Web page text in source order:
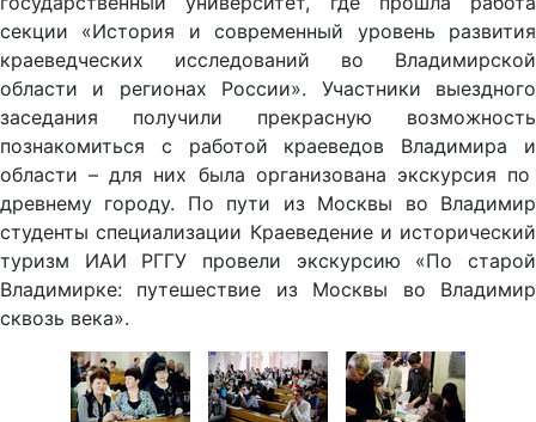
секции «История и современный уровень развития
краеведческих исследований во Владимирской
области и регионах России». Участники выездного
заседания получили прекрасную возможность
познакомиться с работой краеведов Владимира и
области – для них была организована экскурсия по
древнему городу. По пути из Москвы во Владимир
студенты специализации Краеведение и исторический
туризм ИАИ РГГУ провели экскурсию «По старой
Владимирке: путешествие из Москвы во Владимир
сквозь века».